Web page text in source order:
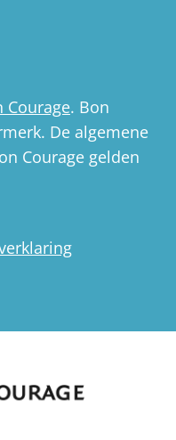
Courage. Bon
De algemene
Courage gelden